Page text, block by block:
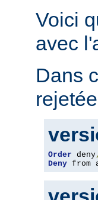
Voici
avec
Dans
Order deny,
Deny from